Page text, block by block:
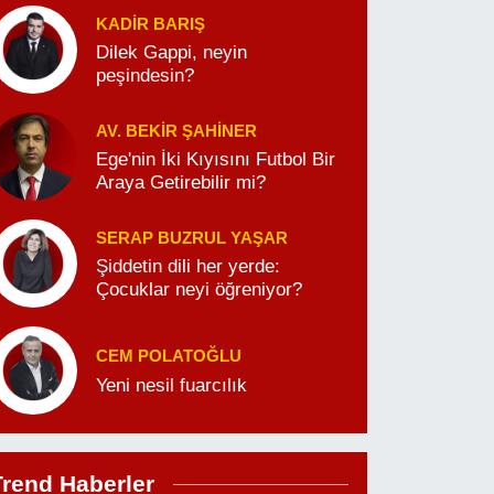
KADIR BARIŞ
Dilek Gappi, neyin
peşindesin?
AV. BEKIR ŞAHINER
Ege'nin İki Kıyısını Futbol Bir
Araya Getirebilir mi?
SERAP BUZRUL YAŞAR
Şiddetin dili her yerde:
Çocuklar neyi öğreniyor?
CEM POLATOĞLU
Yeni nesil fuarcılık
Haberler